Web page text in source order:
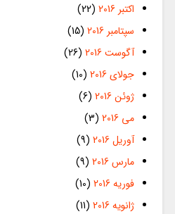
اکتبر 2016
(22)
سپتامبر 2016
(15)
آگوست 2016
(26)
جولای 2016
(10)
ژوئن 2016
(6)
می 2016
(3)
آوریل 2016
(9)
مارس 2016
(9)
فوریه 2016
(10)
ژانویه 2016
(11)